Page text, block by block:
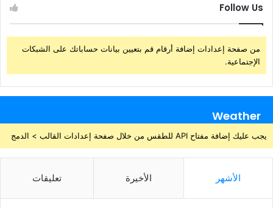
Follow Us
من صفحة إعدادات إضافة أرقام قم بتعيين بيانات حساباتك على الشبكات
الإجتماعية.
Weather
يجب عليك إضافة مفتاح API للطقس من خلال صفحة إعدادات القالب > الدمج
الأشهر الأخيرة تعليقات